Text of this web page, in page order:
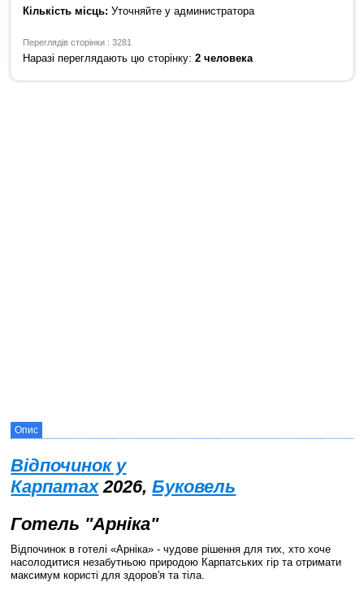
Кількість місць: Уточняйте у администратора
Переглядів сторінки : 3281
Наразі переглядають цю сторінку:2 человека
Опис
Відпочинок у
Карпатах2026,Буковель
Готель "Арніка"
Відпочинок в готелі «Арніка» - чудове рішення для тих, хто хоче
насолодитися незабутньою природою Карпатських гір та отримати
максимум користі для здоров'я та тіла.